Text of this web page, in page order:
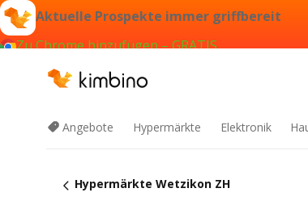
Aktuelle Prospekte immer griffbereit
Zu Chrome hinzufügen – GRATIS
Angebote Hypermärkte Elektronik
Hypermärkte Wetzikon ZH